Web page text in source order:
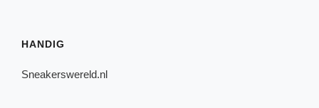
HANDIG
Sneakerswereld.nl